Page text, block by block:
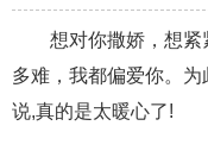
水瓶座男生
天蝎座男生
想对你撒娇，想紧
多难，我都偏爱你。
说,真的是太暖心了!